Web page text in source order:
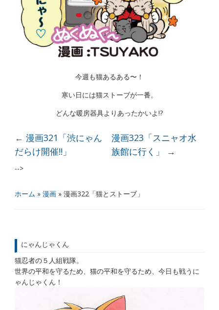
ホーム »漫画 »漫画322「猫とストーブ」
にゃんじゃくん
猫忍者の５人組戦隊。
世界の平和を守るため、猫の平和を守るため、今日も戦うに
ゃんじゃくん！
今週も猫あるある〜！
寒い日には猫ストーブが一番。
どんな暖房器具よりあったかいよ!?
← 漫画321「渋にゃん
だらけ開催!!」
漫画323「スニャオ水
族館に行く」
→
-->